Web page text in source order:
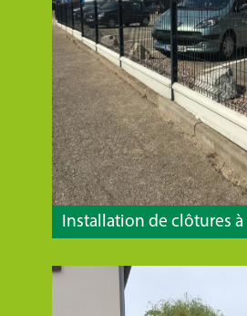
Installation de clôtures